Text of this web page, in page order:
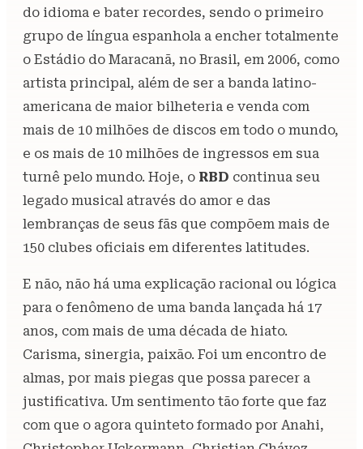
do idioma e bater recordes, sendo o primeiro
grupo de língua espanhola a encher totalmente
o Estádio do Maracanã, no Brasil, em 2006, como
artista principal, além de ser a banda latino-
americana de maior bilheteria e venda com
mais de 10 milhões de discos em todo o mundo,
e os mais de 10 milhões de ingressos em sua
turnê pelo mundo. Hoje, o RBD continua seu
legado musical através do amor e das
lembranças de seus fãs que compõem mais de
150 clubes oficiais em diferentes latitudes.
E não, não há uma explicação racional ou lógica
para o fenômeno de uma banda lançada há 17
anos, com mais de uma década de hiato.
Carisma, sinergia, paixão. Foi um encontro de
almas, por mais piegas que possa parecer a
justificativa. Um sentimento tão forte que faz
com que o agora quinteto formado por Anahi,